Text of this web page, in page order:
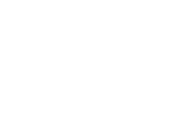
Consent